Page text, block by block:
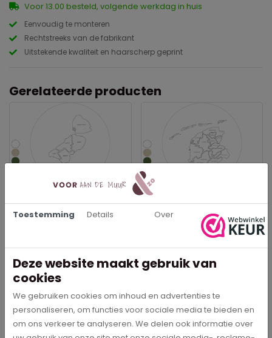
Eenvoudig te monteren
Rechtstreeks van de fabrikant
Uitstekende kwaliteit en haarscherp geprint
Voor 13.00 besteld, volgende werkdag in huis
Gerelateerde producten
Muurcirkel
Bestel direct
Provincie Friesland -
Muurcirkel
Bestel direct
Toestemming Details Over
Deze website maakt gebruik van
cookies
We gebruiken cookies om inhoud en advertenties te
personaliseren, om functies voor sociale media te bieden en
om ons verkeer te analyseren. We delen ook informatie over